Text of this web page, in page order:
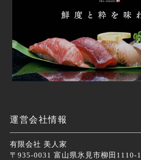
運営会社情報
有限会社 美人家
〒935-0031 富山県氷見市柳田1110-1